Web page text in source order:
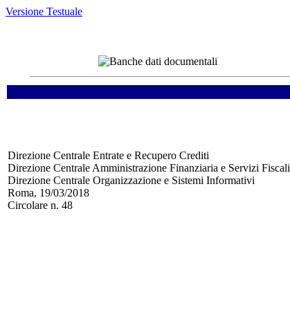
Versione Testuale
Direzione Centrale Entrate e Recupero Crediti
Direzione Centrale Amministrazione Finanziaria e Servizi Fiscali
Direzione Centrale Organizzazione e Sistemi Informativi
Roma, 19/03/2018
Circolare n. 48